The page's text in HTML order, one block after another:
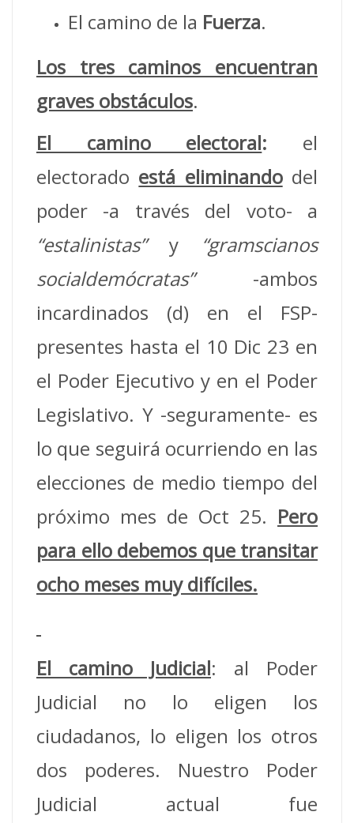
El camino de la Fuerza.
Los tres caminos encuentran
graves obstáculos.
El camino electoral: el
electorado está eliminandodel
poder -a través del voto- a
“estalinistas”y “gramscianos
socialdemócratas” -ambos
incardinados (d) en el FSP-
presentes hasta el 10 Dic 23 en
el Poder Ejecutivo y en el Poder
Legislativo. Y -seguramente- es
lo que seguirá ocurriendo en las
elecciones de medio tiempo del
próximo mes de Oct 25. Pero
para ello debemos que transitar
ocho meses muy difíciles.
El camino Judicial: al Poder
Judicial no lo eligen los
ciudadanos, lo eligen los otros
dos poderes. Nuestro Poder
Judicial actual fue